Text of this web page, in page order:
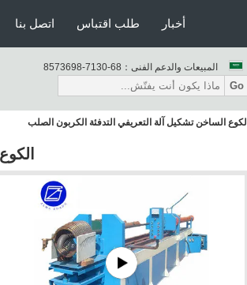
اتصل بنا طلب اقتباس أخبار
المبيعات والدعم الفنى： 86-0317-8963758
Go
الكوع الساخن تشكيل آلة التعريفي التدفئة الكربون الصلب